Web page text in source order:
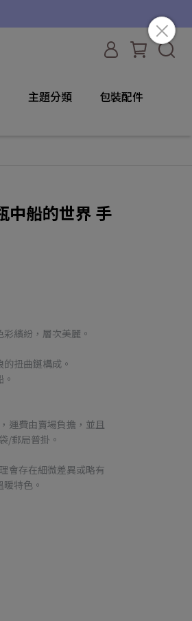
主題分類
包裝配件
中船的世界 手
繽紛，層次美麗。
扭曲鏈構成。
運費由賣場負擔，並且
/郵局普掛。
會存在細微差異或略有
特色。